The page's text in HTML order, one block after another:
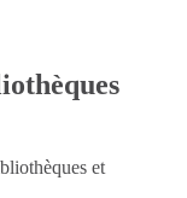
et